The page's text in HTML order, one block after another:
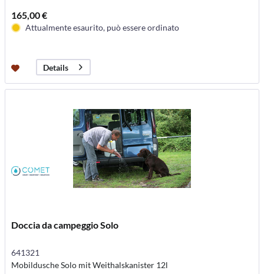
165,00 €
Attualmente esaurito, può essere ordinato
Details
Doccia da campeggio Solo
641321
Mobildusche Solo mit Weithalskanister 12l